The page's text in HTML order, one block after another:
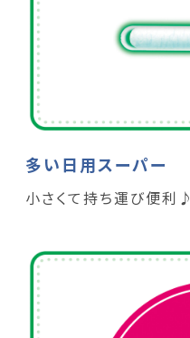
多い日用スーパー
小さくて持ち運び便利♪